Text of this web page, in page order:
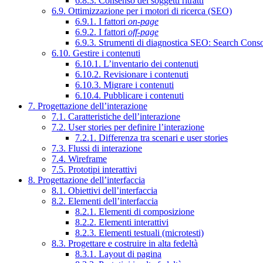
6.9. Ottimizzazione per i motori di ricerca (SEO)
6.9.1. I fattori on-page
6.9.2. I fattori off-page
6.9.3. Strumenti di diagnostica SEO: Search
6.10. Gestire i contenuti
6.10.1. L’inventario dei contenuti
6.10.2. Revisionare i contenuti
6.10.3. Migrare i contenuti
6.10.4. Pubblicare i contenuti
7. Progettazione dell’interazione
7.1. Caratteristiche dell’interazione
7.2. User stories per definire l’interazione
7.2.1. Differenza tra scenari e user stories
7.3. Flussi di interazione
7.4. Wireframe
7.5. Prototipi interattivi
8. Progettazione dell’interfaccia
8.1. Obiettivi dell’interfaccia
8.2. Elementi dell’interfaccia
8.2.1. Elementi di composizione
8.2.2. Elementi interattivi
8.2.3. Elementi testuali (microtesti)
8.3. Progettare e costruire in alta fedeltà
8.3.1. Layout di pagina